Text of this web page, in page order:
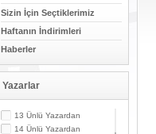
Sizin İçin Seçtiklerimiz
Haftanın İndirimleri
Haberler
Yazarlar
13 Ünlü Yazardan
14 Ünlü Yazardan